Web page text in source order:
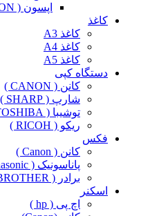
اپسون ( EPSON )
کاغذ
کاغذ A3
کاغذ A4
کاغذ A5
دستگاه کپی
کانن ( CANON )
شارپ ( SHARP )
توشیبا ( TOSHIBA )
ریکو ( RICOH )
فکس
کانن ( Canon )
پاناسونیک ( panasonic )
برادر ( BROTHER )
اسکنر
اچ پی ( hp )